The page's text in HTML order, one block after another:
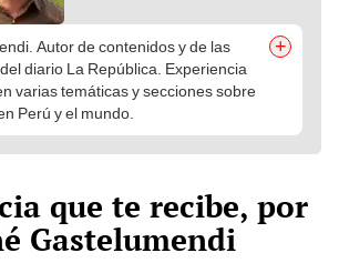
Autor de contenidos y de las
diario La República. Experiencia
varias temáticas y secciones sobre
Perú y el mundo.
+
que te recibe, por
Gastelumendi